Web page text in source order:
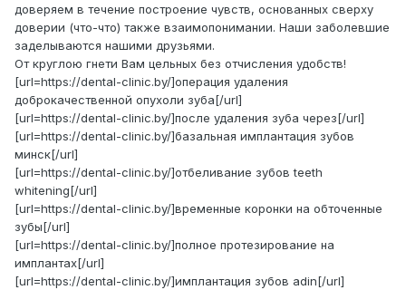
доверяем в течение построение чувств, основанных сверху
доверии (что-что) также взаимопонимании. Наши заболевшие
заделываются нашими друзьями.
От круглою гнети Вам цельных без отчисления удобств!
[url=https://dental-clinic.by/]операция удаления
доброкачественной опухоли зуба[/url]
[url=https://dental-clinic.by/]после удаления зуба через[/url]
[url=https://dental-clinic.by/]базальная имплантация зубов
минск[/url]
[url=https://dental-clinic.by/]отбеливание зубов teeth
whitening[/url]
[url=https://dental-clinic.by/]временные коронки на обточенные
зубы[/url]
[url=https://dental-clinic.by/]полное протезирование на
имплантах[/url]
[url=https://dental-clinic.by/]имплантация зубов adin[/url]